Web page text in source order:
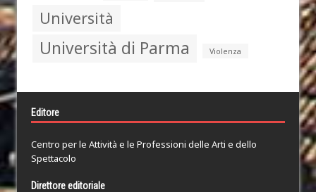
Università
Università di Parma Violenza
Editore
Centro per le Attività e le Professioni delle Arti e dello
Spettacolo
Direttore editoriale